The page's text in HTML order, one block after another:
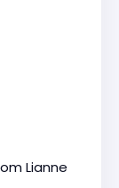
Lianne